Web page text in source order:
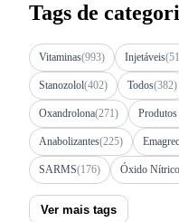
Tags de
Vitaminas(993) Injetáveis
Stanozolol(402) Todos(382)
Oxandrolona(271)
Anabolizantes(225)
SARMS(176) Óxido Nítrico
Ver mais tags